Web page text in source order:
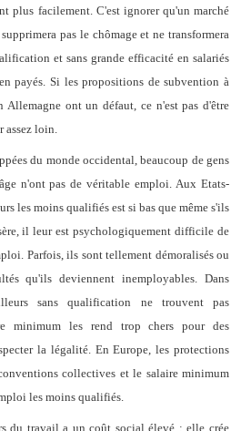
plus facilement. C'est ignorer qu'un marché
pas le chômage et ne transformera
et sans grande efficacité en salariés
payés. Si les propositions de subvention à
Allemagne ont un défaut, ce n'est pas d'être
assez loin.
du monde occidental, beaucoup de gens
n'ont pas de véritable emploi. Aux Etats-
les moins qualifiés est si bas que même s'ils
il leur est psychologiquement difficile de
Parfois, ils sont tellement démoralisés ou
qu'ils deviennent inemployables. Dans
sans qualification ne trouvent pas
minimum les rend trop chers pour des
la légalité. En Europe, les protections
collectives et le salaire minimum
les moins qualifiés.
du travail a un coût social élevé : elle crée